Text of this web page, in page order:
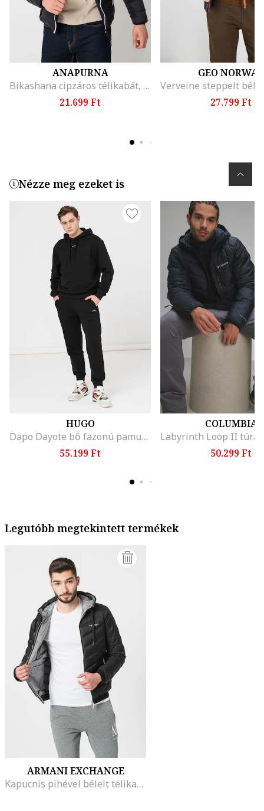
ANAPURNA
Bikashana cipzáros télikabát, Fekete
21.699 Ft
GEO NORWAY
27.799 Ft
Nézze meg ezeket is
HUGO
Dapo Dayote bő fazonú pamut szabadidőruha, Fekete
55.199 Ft
COLUMBIA
50.299 Ft
Legutóbb megtekintett termékek
ARMANI EXCHANGE
Kapucnis pihével bélelt télikabát, Fekete